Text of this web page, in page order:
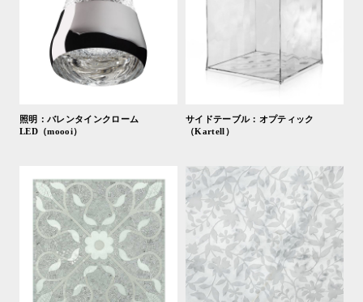
照明：バレンタインクローム
LED（moooi）
サイドテーブル：オプティック
（Kartell）